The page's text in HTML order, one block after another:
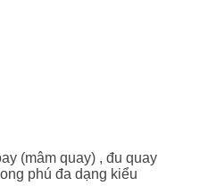
(mâm quay) , đu quay
phú đa dạng kiểu